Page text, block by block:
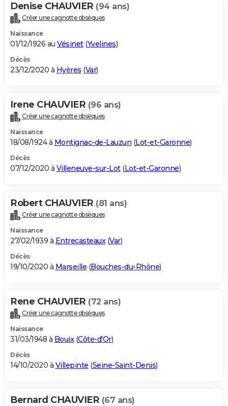
Denise CHAUVIER (94 ans)
Créer une cagnotte obsèques
Naissance
01/12/1926 au Vésinet(Yvelines)
Décès
23/12/2020 à Hyères (Var)
Irene CHAUVIER (96 ans)
Créer une cagnotte obsèques
Naissance
18/08/1924 à Montignac-de-Lauzun (Lot-et-Garonne)
Décès
07/12/2020 à Villeneuve-sur-Lot(Lot-et-Garonne)
Robert CHAUVIER (81 ans)
Créer une cagnotte obsèques
Naissance
27/02/1939 à Entrecasteaux(Var)
Décès
19/10/2020 à Marseille (Bouches-du-Rhône)
Rene CHAUVIER (72 ans)
Créer une cagnotte obsèques
Naissance
31/03/1948 à Bouix(Côte-d'Or)
Décès
14/10/2020 à Villepinte (Seine-Saint-Denis)
Bernard CHAUVIER (67 ans)